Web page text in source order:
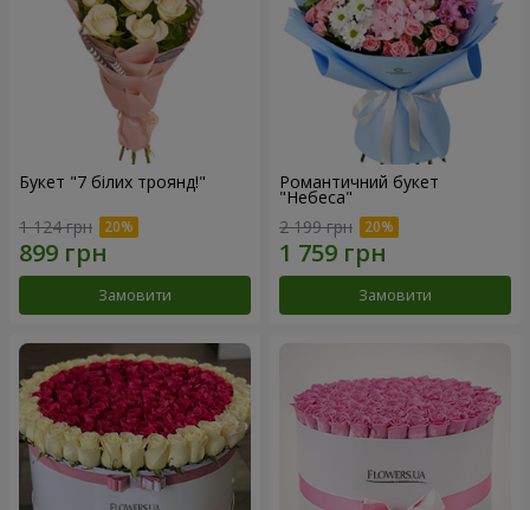
Букет "7 білих троянд!"
1 124 грн
Замовити
Романтичний букет
"Небеса"
2 199 грн
Замовити